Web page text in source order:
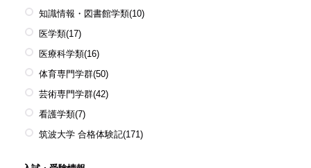
知識情報・図書館学類(10)
医学類(17)
医療科学類(16)
体育専門学群(50)
芸術専門学群(42)
看護学類(7)
筑波大学 合格体験記(171)